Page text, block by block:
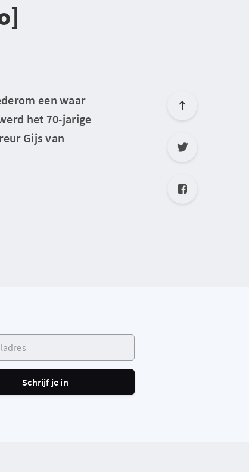
een waar
het 70-jarige
Gijs van
Schrijf je in